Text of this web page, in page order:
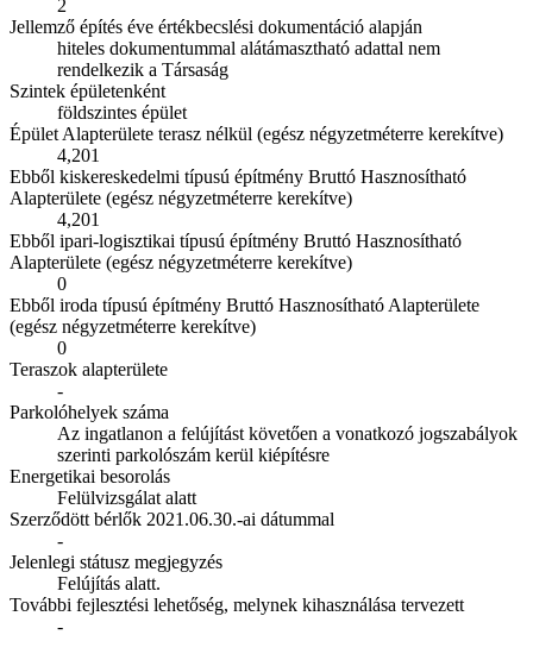
2
Jellemző építés éve értékbecslési dokumentáció alapján
hiteles dokumentummal alátámasztható adattal nem
rendelkezik a Társaság
Szintek épületenként
földszintes épület
Épület Alapterülete terasz nélkül (egész négyzetméterre kerekítve)
4,201
Ebből kiskereskedelmi típusú építmény Bruttó Hasznosítható
Alapterülete (egész négyzetméterre kerekítve)
4,201
Ebből ipari-logisztikai típusú építmény Bruttó Hasznosítható
Alapterülete (egész négyzetméterre kerekítve)
0
Ebből iroda típusú építmény Bruttó Hasznosítható Alapterülete
(egész négyzetméterre kerekítve)
0
Teraszok alapterülete
-
Parkolóhelyek száma
Az ingatlanon a felújítást követően a vonatkozó jogszabályok
szerinti parkolószám kerül kiépítésre
Energetikai besorolás
Felülvizsgálat alatt
Szerződött bérlők 2021.06.30.-ai dátummal
-
Jelenlegi státusz megjegyzés
Felújítás alatt.
További fejlesztési lehetőség, melynek kihasználása tervezett
-